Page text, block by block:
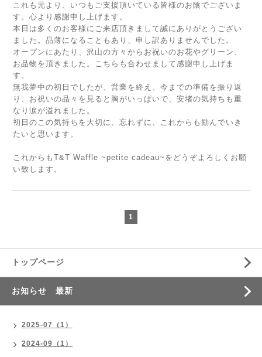
これも元より、いつもご支援頂いている皆様のお陰でございま
す。心より感謝申し上げます。
本日は多くのお客様にご来店頂きまして誠にありがとうござい
ました。品薄になることもあり、申し訳ありませんでした。
オープンにあたり、沢山の方々からお祝いのお花やグリーン、
お品物を頂きました。こちらも合わせまして感謝申し上げま
す。
無我夢中の初日でしたが、営業を終え、今までの準備を振り返
り、お祝いの品々を見ると胸がいっぱいで、安堵の気持ちも重
なり涙が溢れました。
初日のこの気持ちを大切に、忘れずに、これからも励んでいき
たいと思います。
これからもT&T Waffle ~petite cadeau~をどうぞよろしくお願
い致します。
1
トップページ
お知らせ 最新
2025-07（1）
2024-09（1）